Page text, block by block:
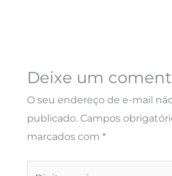
Deixe um
O seu endereço de e-mail
publicado. Campos
marcados com *